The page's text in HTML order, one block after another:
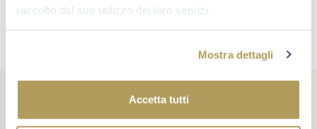
raccolto dal suo utilizzo dei loro servizi.
Mostra dettagli
Accetta tutti